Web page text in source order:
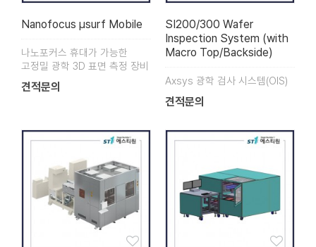
Nanofocus µsurf Mobile
나노포커스 휴대가 가능한
고정밀 광학 3D 표면 측정 장비
견적문의
SI200/300 Wafer
Inspection System (with
Macro Top/Backside)
Axsys 광학 검사 시스템(OIS)
견적문의